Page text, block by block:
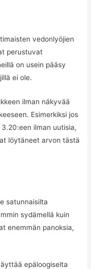
vedonlyöjien
perustuvat
on usein pääsy
ei ole.
ilman näkyvää
Esimerkiksi jos
ilman uutisia,
löytäneet arvon tästä
satunnaisilta
sydämellä kuin
enemmän panoksia,
epäloogiselta